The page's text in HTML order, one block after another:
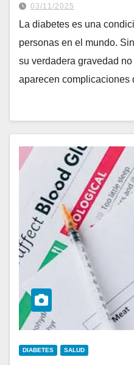
03/11/2025
La diabetes es una
personas en el mundo.
su verdadera gravedad
aparecen
DIABETES SALUD